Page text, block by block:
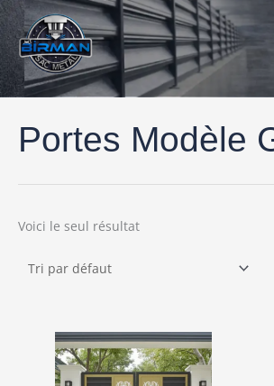
Aller
au
contenu
Portes Modèle
Voici le seul résultat